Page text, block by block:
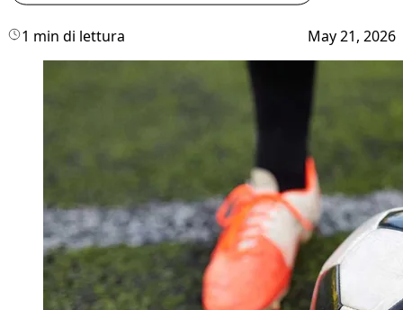
1 min di lettura May 21, 2026